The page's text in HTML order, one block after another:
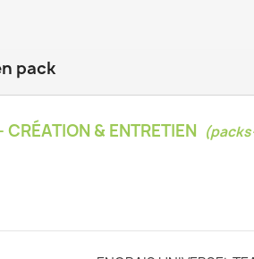
pack
& ENTRETIEN